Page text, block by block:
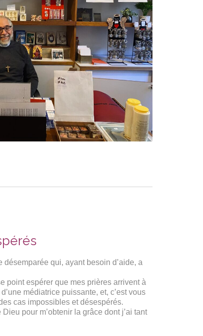
qui, ayant besoin d’aide, a
point espérer que mes prières arrivent à
médiatrice puissante, et, c’est vous
cas impossibles et désespérés.
pour m’obtenir la grâce dont j’ai tant